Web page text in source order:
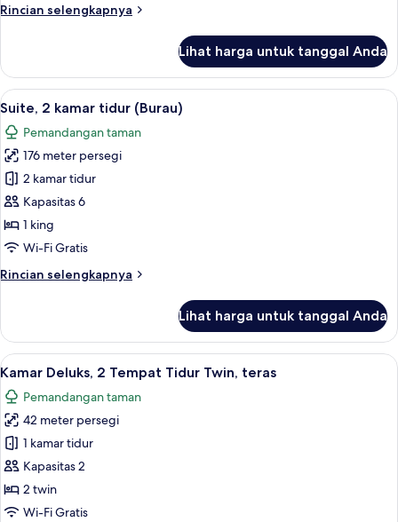
King,
Rincian selengkapnya
Rincian
Suite
Deluks,
1
Tempat
Tidur
King,
pemandangan
laut
Lihat harga untuk tanggal Anda
Lihat
semua
foto
untuk
Suite,
2
kamar
tidur
Suite, 2 kamar tidur (Burau) |
6
Suite, 2 kamar tidur (Burau)
Pemandangan taman
176 meter persegi
2 kamar tidur
Kapasitas 6
1 king
Wi-Fi Gratis
Rincian selengkapnya
Rincian
Suite,
kamar
tidur
(Burau)
Lihat harga untuk tanggal Anda
Lihat
semua
foto
untuk
Kamar
Deluks,
2
Tempat
Minibar, brankas, meja kerja, dan
9
Kamar Deluks, 2 Tempat Tidur Twin, teras
Pemandangan taman
42 meter persegi
1 kamar tidur
Kapasitas 2
2 twin
Wi-Fi Gratis